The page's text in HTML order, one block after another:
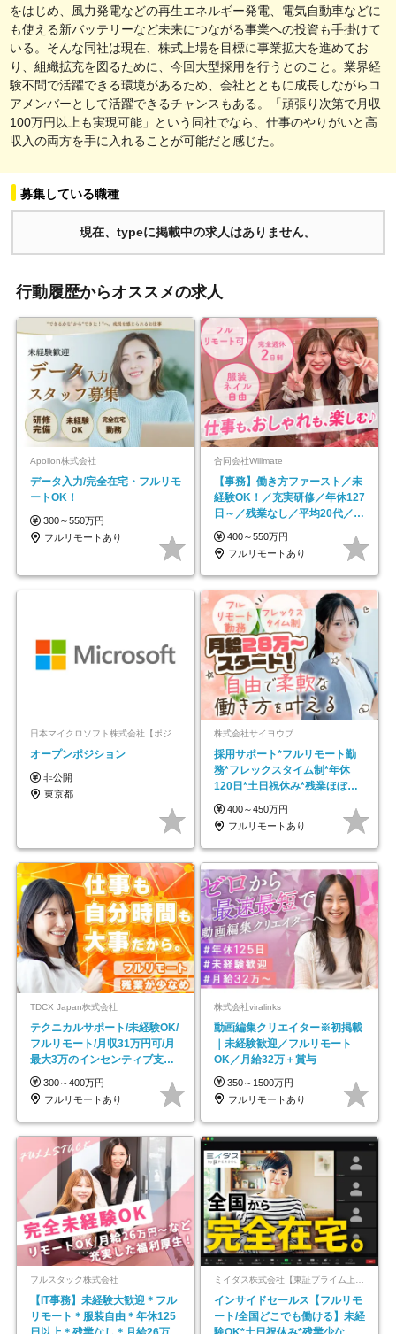
をはじめ、風力発電などの再生エネルギー発電、電気自動車などに
も使える新バッテリーなど未来につながる事業への投資も手掛けて
いる。そんな同社は現在、株式上場を目標に事業拡大を進めてお
り、組織拡充を図るために、今回大型採用を行うとのこと。業界経
験不問で活躍できる環境があるため、会社とともに成長しながらコ
アメンバーとして活躍できるチャンスもある。「頑張り次第で月収
100万円以上も実現可能」という同社でなら、仕事のやりがいと高
収入の両方を手に入れることが可能だと感じた。
募集している職種
現在、typeに掲載中の求人はありません。
行動履歴からオススメの求人
Apollon株式会社
データ入力/完全在宅・フルリモ
ートOK！
300～550万円
フルリモートあり
合同会社Willmate
【事務】働き方ファースト／未
経験OK！／充実研修／年休127
日～／残業なし／平均20代／リ
モートOK
400～550万円
フルリモートあり
日本マイクロソフト株式会社【ポジションマッチ登録】
オープンポジション
非公開
東京都
株式会社サイヨウブ
採用サポート*フルリモート勤
務*フレックスタイム制*年休
120日*土日祝休み*残業ほぼな
し*育児中社員8割以上
400～450万円
フルリモートあり
TDCX Japan株式会社
テクニカルサポート/未経験OK/
フルリモート/月収31万円可/月
最大3万のインセンティブ支給/
平均年齢33歳
300～400万円
フルリモートあり
株式会社viralinks
動画編集クリエイター※初掲載
｜未経験歓迎／フルリモート
OK／月給32万＋賞与
350～1500万円
フルリモートあり
フルスタック株式会社
【IT事務】未経験大歓迎＊フル
リモート＊服装自由＊年休125
ミイダス株式会社【東証プライム上場パーソルグループ】
インサイドセールス【フルリモ
ート/全国どこでも働ける】未経